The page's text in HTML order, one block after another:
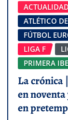
ACTUALIDAD
ATLÉTICO
FÚTBOL
LIGA F
PRIMERA
La crónica
en
en